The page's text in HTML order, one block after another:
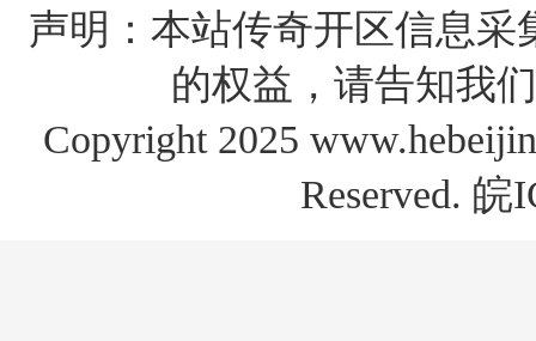
声明：本站传奇开区信息
的权益，请告知我
Copyright 2025
Reserved. 皖